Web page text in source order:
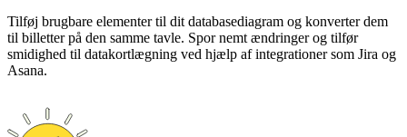
Tilføj brugbare elementer til dit databasediagram og konverter dem
til billetter på den samme tavle. Spor nemt ændringer og tilfør
smidighed til datakortlægning ved hjælp af integrationer som Jira og
Asana.